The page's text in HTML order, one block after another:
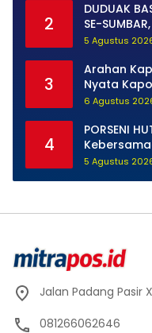
2
DUDUAK
SE-
Tegaskan
5 Agustus
3
Arahan
Nyata
6 Agustus
4
PORSENI
Padang
5 Agustus
Jalan Padang Pasir
081266062646